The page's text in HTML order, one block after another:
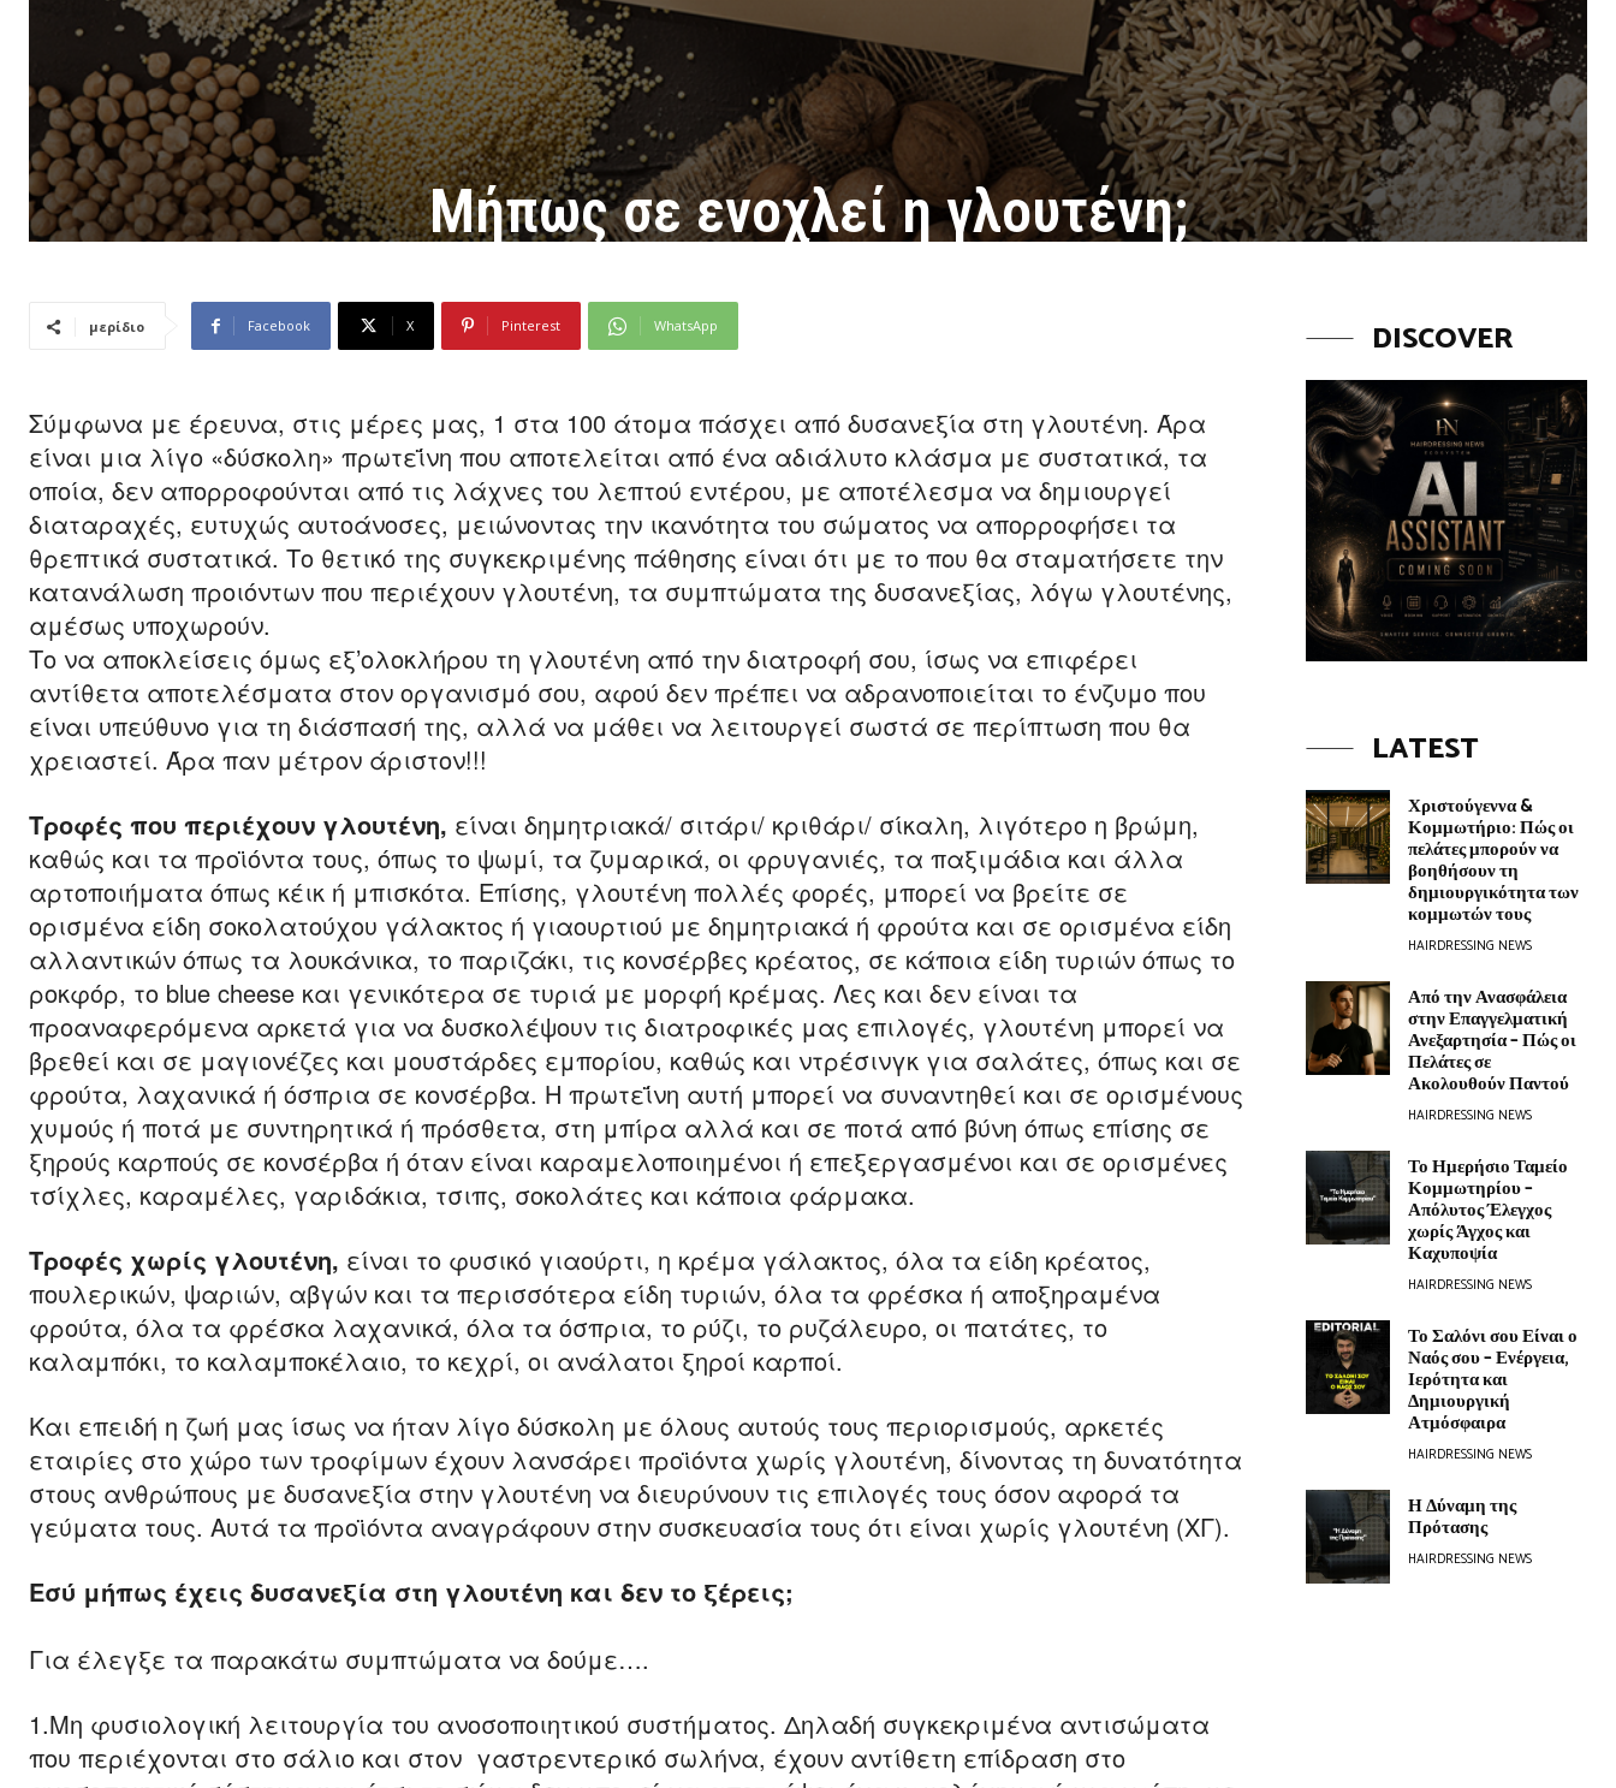
Μήπως σε ενοχλεί η γλουτένη;
μερίδιο Facebook X Pinterest WhatsApp
Σύμφωνα με έρευνα, στις μέρες μας, 1 στα 100 άτομα πάσχει από δυσανεξία στη γλουτένη. Άρα
είναι μια λίγο «δύσκολη» πρωτεΐνη που αποτελείται από ένα αδιάλυτο κλάσμα με συστατικά, τα
οποία, δεν απορροφούνται από τις λάχνες του λεπτού εντέρου, με αποτέλεσμα να δημιουργεί
διαταραχές, ευτυχώς αυτοάνοσες, μειώνοντας την ικανότητα του σώματος να απορροφήσει τα
θρεπτικά συστατικά. Το θετικό της συγκεκριμένης πάθησης είναι ότι με το που θα σταματήσετε την
κατανάλωση προιόντων που περιέχουν γλουτένη, τα συμπτώματα της δυσανεξίας, λόγω γλουτένης,
αμέσως υποχωρούν.
Το να αποκλείσεις όμως εξ’ολοκλήρου τη γλουτένη από την διατροφή σου, ίσως να επιφέρει
αντίθετα αποτελέσματα στον οργανισμό σου, αφού δεν πρέπει να αδρανοποιείται το ένζυμο που
είναι υπεύθυνο για τη διάσπασή της, αλλά να μάθει να λειτουργεί σωστά σε περίπτωση που θα
χρειαστεί. Άρα παν μέτρον άριστον!!!
Τροφές που περιέχουν γλουτένη, είναι δημητριακά/ σιτάρι/ κριθάρι/ σίκαλη, λιγότερο η βρώμη,
καθώς και τα προϊόντα τους, όπως το ψωμί, τα ζυμαρικά, οι φρυγανιές, τα παξιμάδια και άλλα
αρτοποιήματα όπως κέικ ή μπισκότα. Επίσης, γλουτένη πολλές φορές, μπορεί να βρείτε σε
ορισμένα είδη σοκολατούχου γάλακτος ή γιαουρτιού με δημητριακά ή φρούτα και σε ορισμένα είδη
αλλαντικών όπως τα λουκάνικα, το παριζάκι, τις κονσέρβες κρέατος, σε κάποια είδη τυριών όπως το
ροκφόρ, το blue cheese και γενικότερα σε τυριά με μορφή κρέμας. Λες και δεν είναι τα
προαναφερόμενα αρκετά για να δυσκολέψουν τις διατροφικές μας επιλογές, γλουτένη μπορεί να
βρεθεί και σε μαγιονέζες και μουστάρδες εμπορίου, καθώς και ντρέσινγκ για σαλάτες, όπως και σε
φρούτα, λαχανικά ή όσπρια σε κονσέρβα. Η πρωτεΐνη αυτή μπορεί να συναντηθεί και σε ορισμένους
χυμούς ή ποτά με συντηρητικά ή πρόσθετα, στη μπίρα αλλά και σε ποτά από βύνη όπως επίσης σε
ξηρούς καρπούς σε κονσέρβα ή όταν είναι καραμελοποιημένοι ή επεξεργασμένοι και σε ορισμένες
τσίχλες, καραμέλες, γαριδάκια, τσιπς, σοκολάτες και κάποια φάρμακα.
Τροφές χωρίς γλουτένη, είναι το φυσικό γιαούρτι, η κρέμα γάλακτος, όλα τα είδη κρέατος,
πουλερικών, ψαριών, αβγών και τα περισσότερα είδη τυριών, όλα τα φρέσκα ή αποξηραμένα
φρούτα, όλα τα φρέσκα λαχανικά, όλα τα όσπρια, το ρύζι, το ρυζάλευρο, οι πατάτες, το
καλαμπόκι, το καλαμποκέλαιο, το κεχρί, οι ανάλατοι ξηροί καρποί.
Και επειδή η ζωή μας ίσως να ήταν λίγο δύσκολη με όλους αυτούς τους περιορισμούς, αρκετές
εταιρίες στο χώρο των τροφίμων έχουν λανσάρει προϊόντα χωρίς γλουτένη, δίνοντας τη δυνατότητα
στους ανθρώπους με δυσανεξία στην γλουτένη να διευρύνουν τις επιλογές τους όσον αφορά τα
γεύματα τους. Αυτά τα προϊόντα αναγράφουν στην συσκευασία τους ότι είναι χωρίς γλουτένη (ΧΓ).
Εσύ μήπως έχεις δυσανεξία στη γλουτένη και δεν το ξέρεις;
Για έλεγξε τα παρακάτω συμπτώματα να δούμε….
1.Μη φυσιολογική λειτουργία του ανοσοποιητικού συστήματος. Δηλαδή συγκεκριμένα αντισώματα
που περιέχονται στο σάλιο και στον γαστρεντερικό σωλήνα, έχουν αντίθετη επίδραση στο
DISCOVER
LATEST
Χριστούγεννα &
Κομμωτήριο: Πώς οι
πελάτες μπορούν να
βοηθήσουν τη
δημιουργικότητα των
κομμωτών τους
HAIRDRESSING NEWS
Από την Ανασφάλεια
στην Επαγγελματική
Ανεξαρτησία – Πώς οι
Πελάτες σε
Ακολουθούν Παντού
HAIRDRESSING NEWS
Το Ημερήσιο Ταμείο
Κομμωτηρίου –
Απόλυτος Έλεγχος
χωρίς Άγχος και
Καχυποψία
HAIRDRESSING NEWS
Το Σαλόνι σου Είναι ο
Ναός σου – Ενέργεια,
Ιερότητα και
Δημιουργική
Ατμόσφαιρα
HAIRDRESSING NEWS
Η Δύναμη της
Πρότασης
HAIRDRESSING NEWS